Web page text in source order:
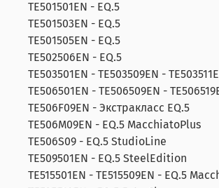
TE501501EN - EQ.5
TE501503EN - EQ.5
TE501505EN - EQ.5
TE502506EN - EQ.5
TE503501EN - TE503509EN -
TE506501EN - TE506509EN -
TE506F09EN - Экстракласс EQ.5
TE506M09EN - EQ.5 MacchiatoPlus
TE506S09 - EQ.5 StudioLine
TE509501EN - EQ.5 SteelEdition
TE515501EN - TE515509EN - EQ.5